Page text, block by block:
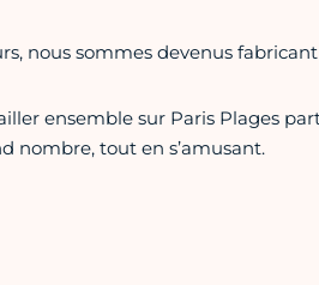
nous sommes devenus fabricant
ensemble sur Paris Plages
nombre, tout en s’amusant.